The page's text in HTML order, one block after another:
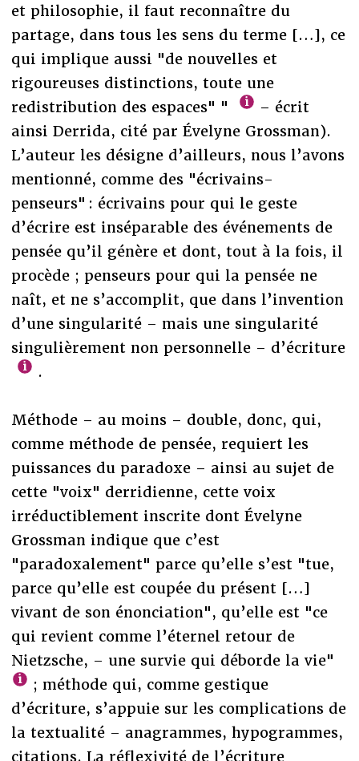
et philosophie, il faut reconnaître du
partage, dans tous les sens du terme […], ce
qui implique aussi "de nouvelles et
rigoureuses distinctions, toute une
redistribution des espaces" "
– écrit
ainsi Derrida, cité par Évelyne Grossman).
L’auteur les désigne d’ailleurs, nous l’avons
mentionné, comme des "écrivains-
penseurs" : écrivains pour qui le geste
d’écrire est inséparable des événements de
pensée qu’il génère et dont, tout à la fois, il
procède ; penseurs pour qui la pensée ne
naît, et ne s’accomplit, que dans l’invention
d’une singularité – mais une singularité
singulièrement non personnelle – d’écriture
.
Méthode – au moins – double, donc, qui,
comme méthode de pensée, requiert les
puissances du paradoxe – ainsi au sujet de
cette "voix" derridienne, cette voix
irréductiblement inscrite dont Évelyne
Grossman indique que c’est
"paradoxalement" parce qu’elle s’est "tue,
parce qu’elle est coupée du présent […]
vivant de son énonciation", qu’elle est "ce
qui revient comme l’éternel retour de
Nietzsche, – une survie qui déborde la vie"
; méthode qui, comme gestique
d’écriture, s’appuie sur les complications de
la textualité – anagrammes, hypogrammes,
citations. La réflexivité de l’écriture